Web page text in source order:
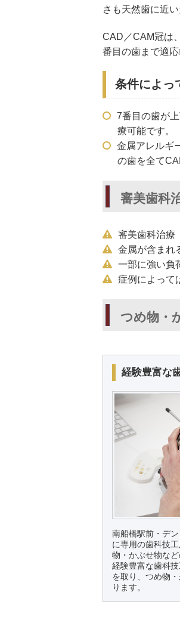
さも天然歯に近
CAD／CAM冠は
番目の歯まで適応
条件によっ
7番目の歯が
療可能です。
金属アレルギ
の歯を全て
審美歯科
審美歯科治療
金属が含まれ
一部に強い負
症例によって
つめ物・
経験豊富な
南船橋駅前・デ
に専用の歯科技
物・かぶせ物な
経験豊富な歯科
を取り、つめ物
ります。